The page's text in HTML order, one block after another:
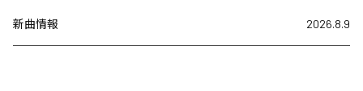
新曲情報 2026.8.9